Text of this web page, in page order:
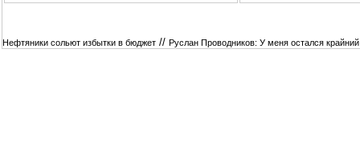
Нефтяники сольют избытки в бюджет // Руслан Проводников: У меня остался